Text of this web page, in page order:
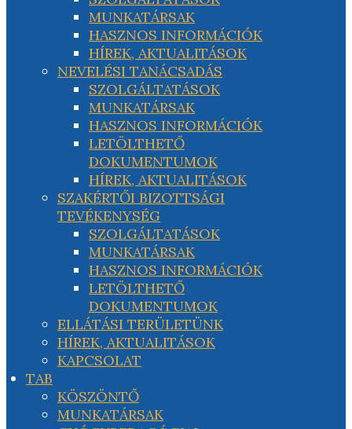
MUNKATÁRSAK
HASZNOS INFORMÁCIÓK
HÍREK, AKTUALITÁSOK
NEVELÉSI TANÁCSADÁS
SZOLGÁLTATÁSOK
MUNKATÁRSAK
HASZNOS INFORMÁCIÓK
LETÖLTHETŐ
DOKUMENTUMOK
HÍREK, AKTUALITÁSOK
SZAKÉRTŐI BIZOTTSÁGI
TEVÉKENYSÉG
SZOLGÁLTATÁSOK
MUNKATÁRSAK
HASZNOS INFORMÁCIÓK
LETÖLTHETŐ
DOKUMENTUMOK
ELLÁTÁSI TERÜLETÜNK
HÍREK, AKTUALITÁSOK
KAPCSOLAT
TAB
KÖSZÖNTŐ
MUNKATÁRSAK